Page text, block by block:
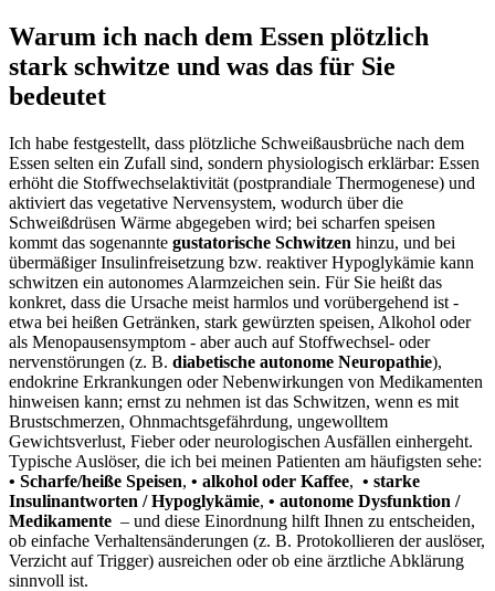
Warum ich ‍nach dem Essen plötzlich
‍stark schwitze und was das für Sie
⁤bedeutet
Ich ‍habe ‌festgestellt, dass plötzliche Schweißausbrüche ⁢nach dem
Essen selten⁤ ein Zufall ‌sind,⁤ sondern physiologisch⁢ erklärbar: Essen
erhöht die‍ Stoffwechselaktivität (postprandiale ‍Thermogenese) und
aktiviert ‌das vegetative​ Nervensystem,⁢ wodurch über die
⁣Schweißdrüsen‌ Wärme abgegeben wird; bei scharfen‌ speisen
kommt das sogenannte gustatorische ⁤Schwitzen hinzu, und ‍bei
übermäßiger Insulinfreisetzung⁣ bzw. ‌reaktiver Hypoglykämie⁢ kann
schwitzen ein autonomes Alarmzeichen sein. Für Sie ‌heißt ​das
konkret, dass ​die Ursache​ meist ⁣harmlos und vorübergehend ist ⁣-
etwa bei heißen Getränken, stark gewürzten speisen, Alkohol oder
als Menopausensymptom ⁣- aber‍ auch auf Stoffwechsel‑ oder ​
nervenstörungen (z. B. diabetische ‍autonome Neuropathie),
endokrine Erkrankungen oder Nebenwirkungen von ⁢Medikamenten
hinweisen ​kann;⁢ ernst zu nehmen ist das ⁢Schwitzen, wenn⁤ es mit
Brustschmerzen, Ohnmachtsgefährdung, ⁢ungewolltem
Gewichtsverlust, Fieber oder neurologischen Ausfällen einhergeht.
Typische⁣ Auslöser, ​die ich bei meinen Patienten am häufigsten sehe:
• Scharfe/heiße Speisen, • ​alkohol⁤ oder Kaffee, ⁤ • starke‍
Insulinantworten / Hypoglykämie, • autonome Dysfunktion /
⁣Medikamente ⁤ – und ‍diese Einordnung hilft Ihnen zu entscheiden,
ob⁢ einfache Verhaltensänderungen (z. B. Protokollieren⁤ der ⁤auslöser,
Verzicht auf Trigger) ausreichen oder ob ⁢eine⁢ ärztliche‌ Abklärung
sinnvoll ist.